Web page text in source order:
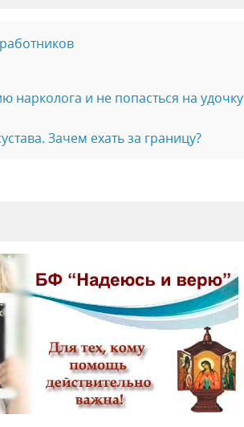
нарколога и не попасться на удочку
Зачем ехать за границу?